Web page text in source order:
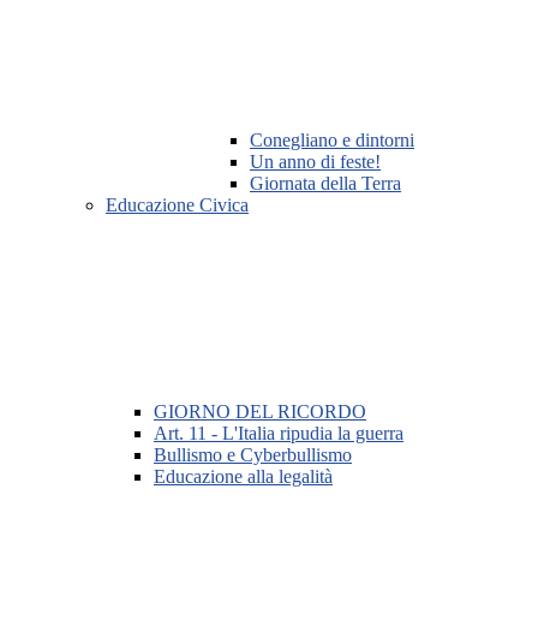
Conegliano e dintorni
Un anno di feste!
Giornata della Terra
Educazione Civica
GIORNO DEL RICORDO
Art. 11 - L'Italia ripudia la guerra
Bullismo e Cyberbullismo
Educazione alla legalità